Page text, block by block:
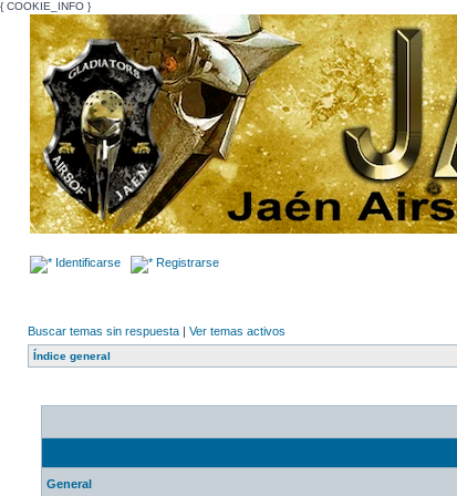
{ COOKIE_INFO }
Identificarse Registrarse
Buscar temas sin respuesta | Ver temas activos
Índice general
General